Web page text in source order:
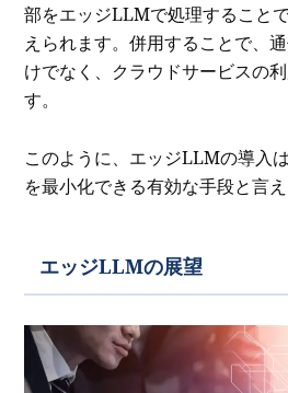
部をエッジLLMで処理すること
えられます。併用することで、
けでなく、クラウドサービスの
す。
このように、エッジLLMの導入
を最小化できる有効な手段と言え
エッジLLMの展望